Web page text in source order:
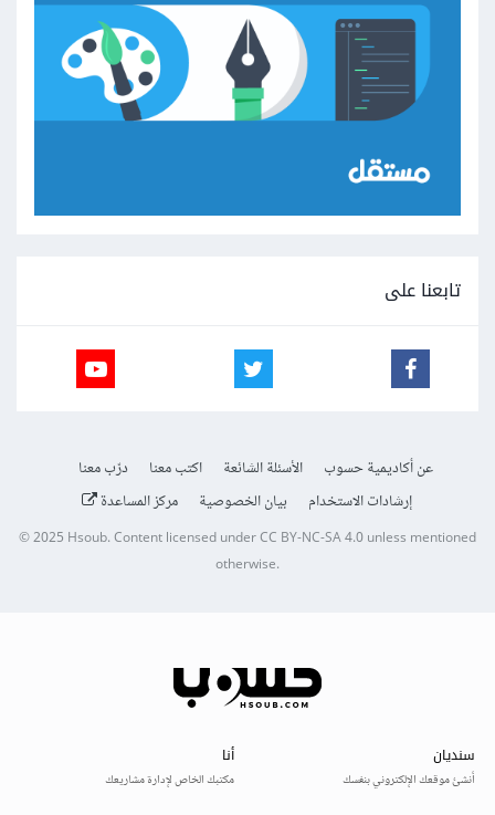
تابعنا على
عن أكاديمية حسوب الأسئلة الشائعة اكتب معنا
درّب معنا
إرشادات الاستخدام
بيان الخصوصية مركز المساعدة
© 2025Hsoub.Content licensed underCC BY-NC-SA 4.0unless mentioned
otherwise.